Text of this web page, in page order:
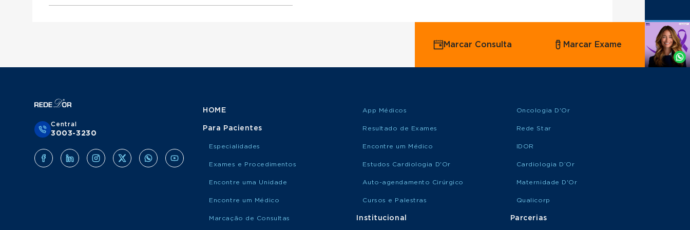
Urologista atende Porto Saúde
Agende
Whatsapp
Marcar Consulta Marcar Exame
Central
3003-3230
HOME
Para Pacientes
Especialidades
Exames e Procedimentos
Encontre uma Unidade
Encontre um Médico
Marcação de Consultas
App Médicos
Resultado de Exames
Encontre um Médico
Estudos Cardiologia D'Or
Auto-agendamento Cirúrgico
Cursos e Palestras
Institucional
Oncologia D'Or
Rede Star
IDOR
Cardiologia D’Or
Maternidade D'Or
Qualicorp
Parcerias